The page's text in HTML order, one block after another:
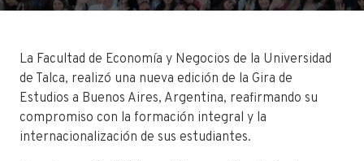
La Facultad de Economía y Negocios de la Universidad
de Talca, realizó una nueva edición de la Gira de
Estudios a Buenos Aires, Argentina, reafirmando su
compromiso con la formación integral y la
internacionalización de sus estudiantes.